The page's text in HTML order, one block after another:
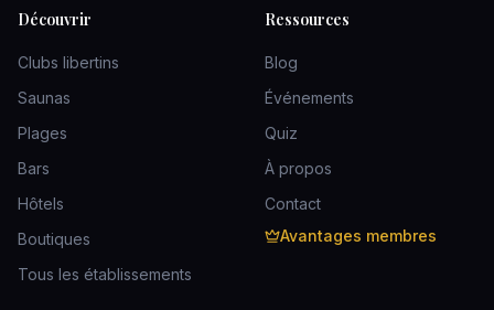
Découvrir
Clubs libertins
Saunas
Plages
Bars
Hôtels
Boutiques
Tous les établissements
Ressources
Blog
Événements
Quiz
À propos
Contact
Avantages membres